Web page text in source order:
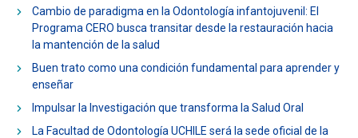
FACULTAD
FUNCIONARIOS
Cambio de paradigma en la Odontología infantojuvenil: El
Programa CERO busca transitar desde la restauración hacia
la mantención de la salud
Buen trato como una condición fundamental para aprender y
enseñar
Impulsar la Investigación que transforma la Salud Oral
La Facultad de Odontología UCHILE será la sede oficial de la